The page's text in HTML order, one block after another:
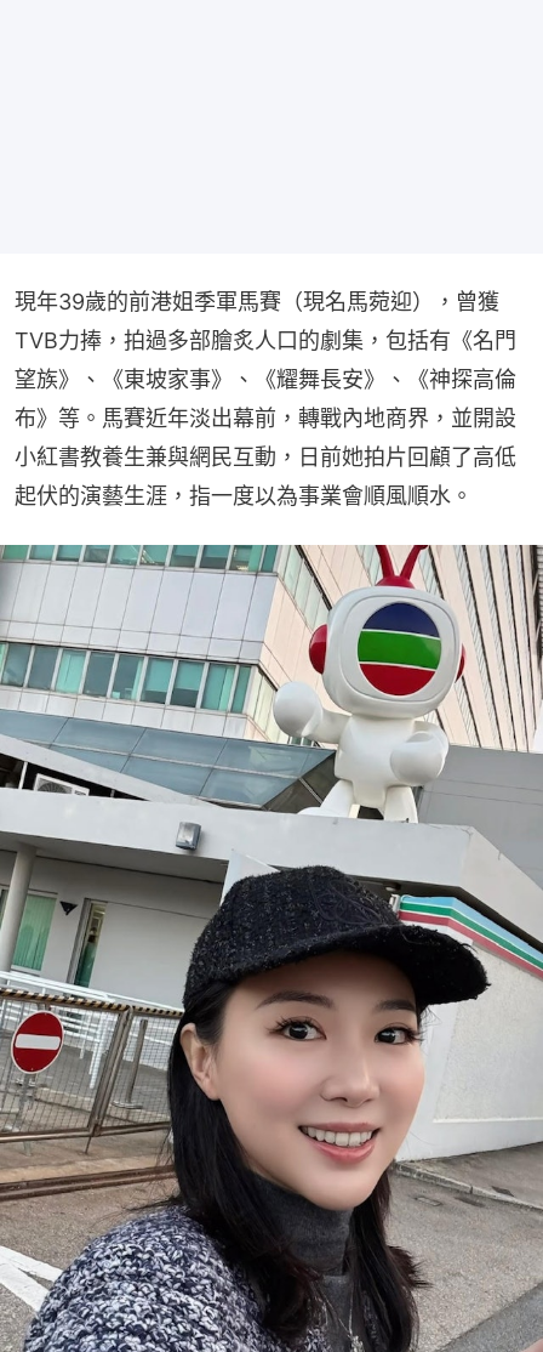
現年39歲的前港姐季軍馬賽（現名馬菀迎），曾獲
TVB力捧，拍過多部膾炙人口的劇集，包括有《名門
望族》、《東坡家事》、《耀舞長安》、《神探高倫
布》等。馬賽近年淡出幕前，轉戰內地商界，並開設
小紅書教養生兼與網民互動，日前她拍片回顧了高低
起伏的演藝生涯，指一度以為事業會順風順水。